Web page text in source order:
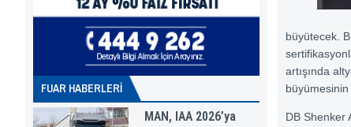
FUAR HABERLERI
MAN, IAA 2026’ya
büyütecek.
artışında
büyümesinin
DB Shenker